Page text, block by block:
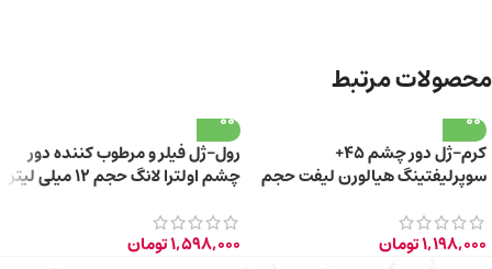
محصولات مرتبط
کرم-ژل دور چشم 45+
سوپرلیفتینگ هیالورن لیفت حجم
1,198,000تومان
رول-ژل فیلر و مرطوب کننده دور
چشم اولترا لانگ حجم 12 میلی لیتر
1,598,000تومان